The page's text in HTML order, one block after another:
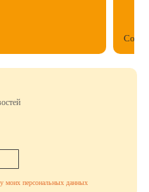
моих персональных данных